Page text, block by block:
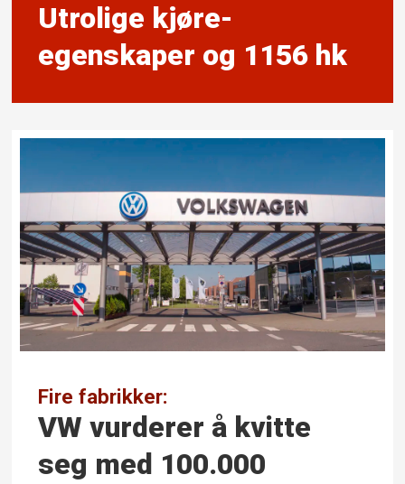
Utrolige kjøre­
egenskaper og 1156 hk
Fire fabrikker:
VW vurderer å kvitte
seg med 100.000